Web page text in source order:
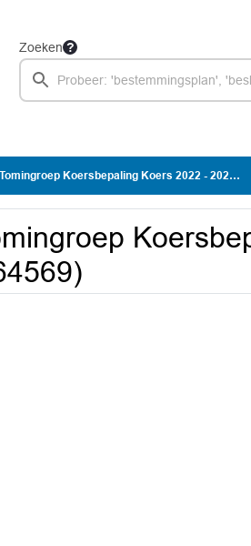
Zoeken
Koersbepaling Koers 2022 - 2025 (764569)